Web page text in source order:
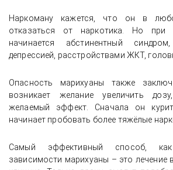
Наркоману кажется, что он в
отказаться от наркотика. Но при
начинается абстинентный
депрессией, расстройствами ЖКТ,
Опасность марихуаны также
возникает желание увеличить
желаемый эффект. Сначала он
начинает пробовать более тяжёлые
Самый эффективный способ,
зависимости марихуаны – это лечение